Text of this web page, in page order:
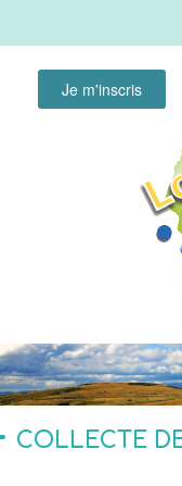
Je m'inscris
COLLECTE